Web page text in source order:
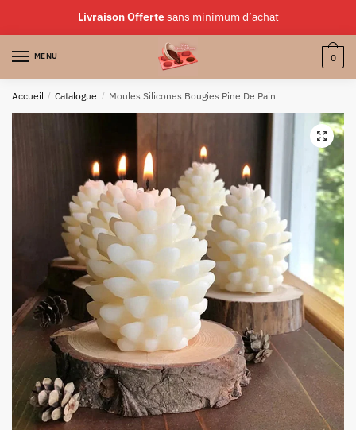
Livraison Offertesans minimum d’achat
MENU 0
Accueil / Catalogue / Moules Silicones Bougies Pine De Pain
🔍